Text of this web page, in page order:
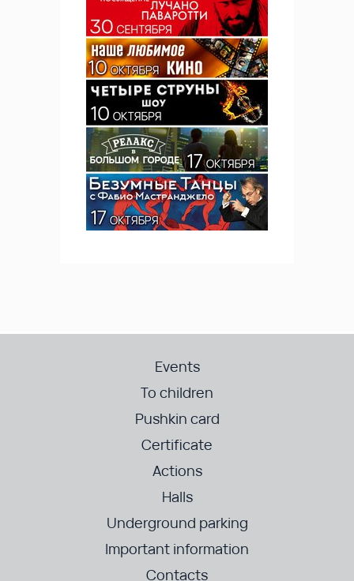
Events
To children
Pushkin card
Certificate
Actions
Halls
Underground parking
Important information
Contacts